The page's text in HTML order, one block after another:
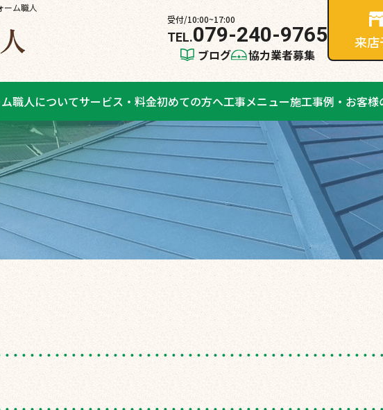
ーム職人
受付/10:00~17:00
079-240-9765
ブログ 協力業者募集
来店
職人についてサービス・料金初めての方へ工事メニュー施工事例・お客様